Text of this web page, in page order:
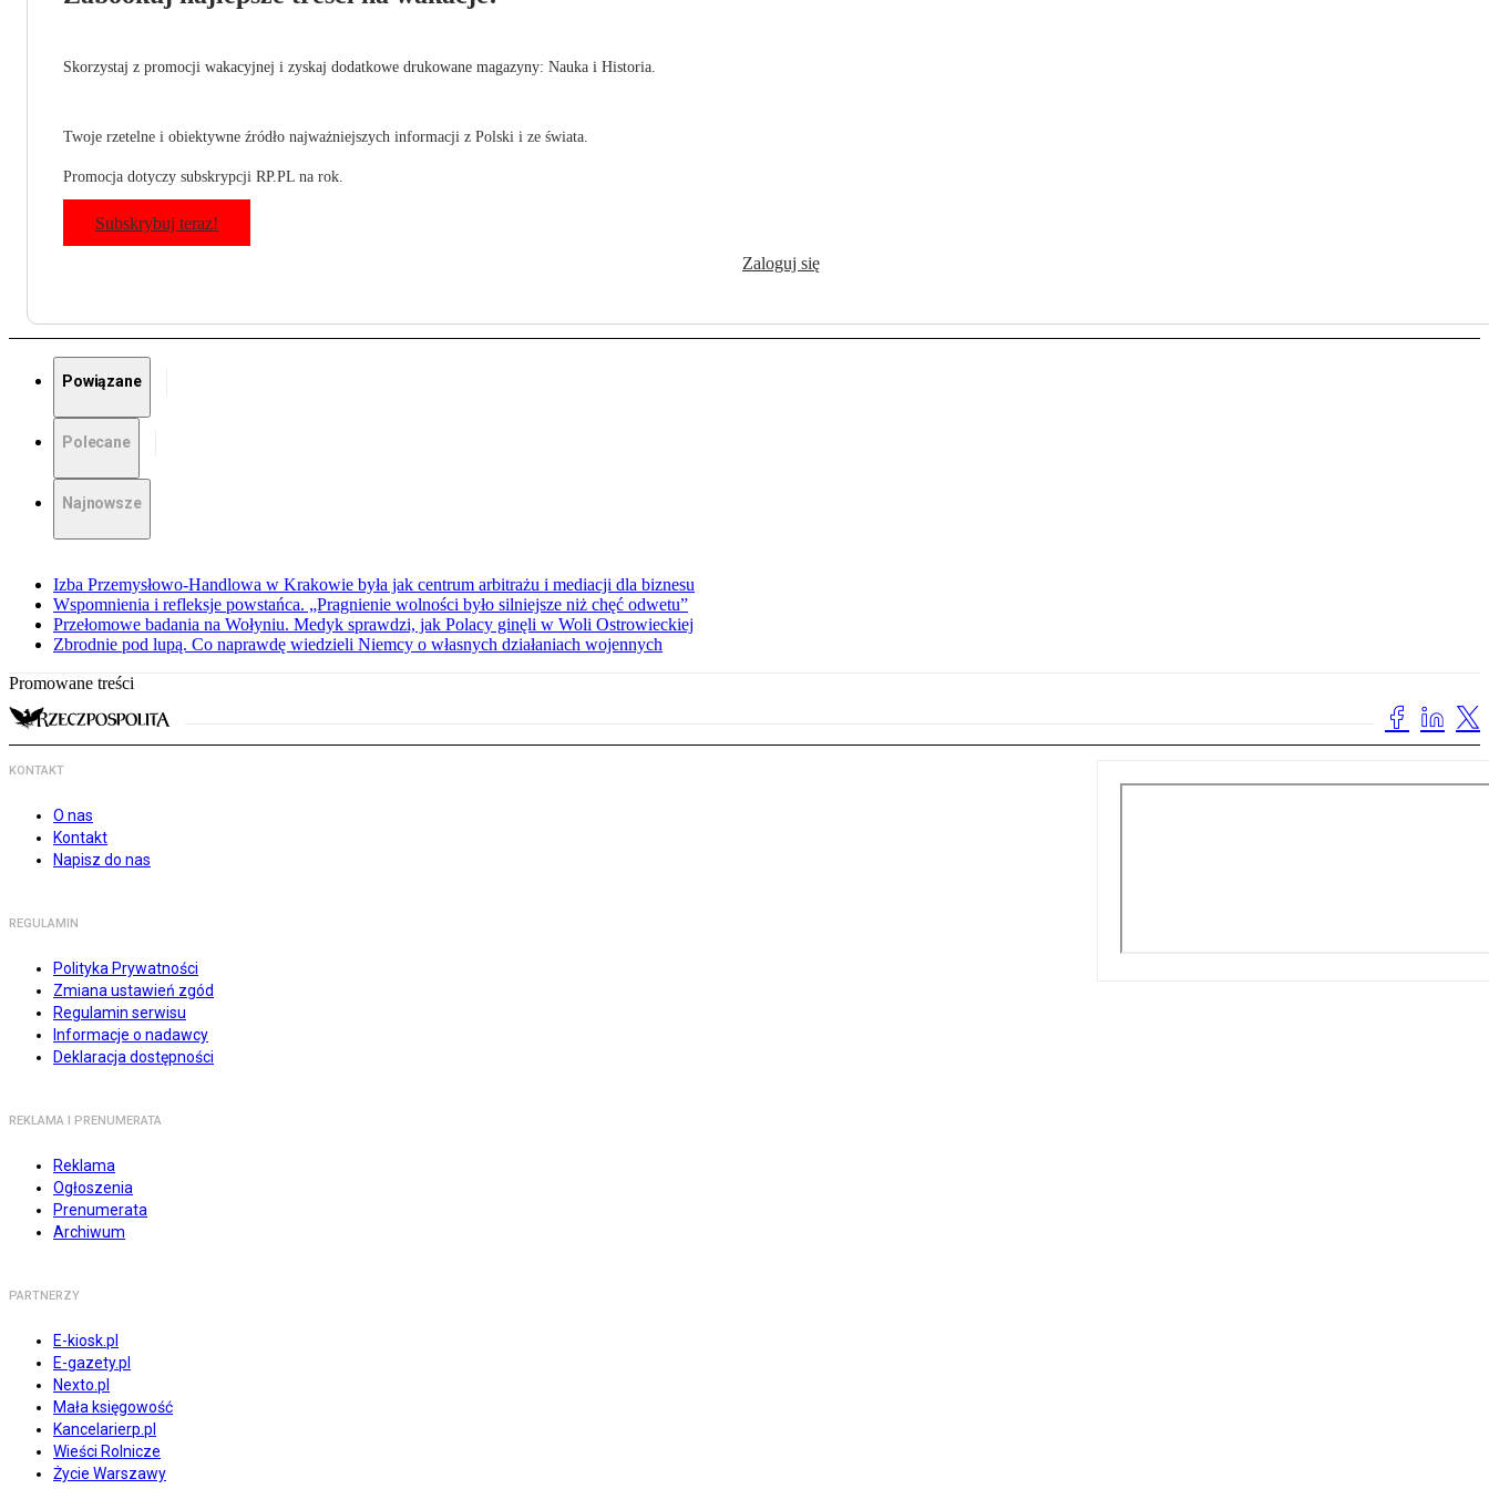
Skorzystaj z promocji wakacyjnej i zyskaj dodatkowe drukowane magazyny: Nauka i Historia.
Twoje rzetelne i obiektywne źródło najważniejszych informacji z Polski i ze świata.
Promocja dotyczy subskrypcji RP.PL na rok.
Subskrybuj teraz!
Zaloguj się
Powiązane
Polecane
Najnowsze
Izba Przemysłowo-Handlowa w Krakowie była jak centrum arbitrażu i mediacji dla biznesu
Wspomnienia i refleksje powstańca. „Pragnienie wolności było silniejsze niż chęć odwetu”
Przełomowe badania na Wołyniu. Medyk sprawdzi, jak Polacy ginęli w Woli Ostrowieckiej
Zbrodnie pod lupą. Co naprawdę wiedzieli Niemcy o własnych działaniach wojennych
Promowane treści
KONTAKT
O nas
Kontakt
Napisz do nas
REGULAMIN
Polityka Prywatności
Zmiana ustawień zgód
Regulamin serwisu
Informacje o nadawcy
Deklaracja dostępności
REKLAMA I PRENUMERATA
Reklama
Ogłoszenia
Prenumerata
Archiwum
PARTNERZY
E-kiosk.pl
E-gazety.pl
Nexto.pl
Mała księgowość
Kancelarierp.pl
Wieści Rolnicze
Życie Warszawy